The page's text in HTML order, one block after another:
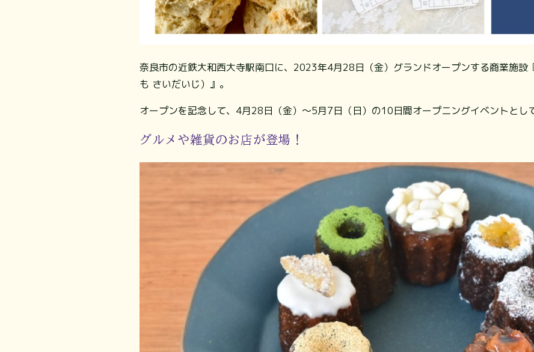
奈良市の近鉄大和西大寺駅南口に、2023年4月28日（金）グランドオープンする商業施
も さいだいじ）』。
オープンを記念して、4月28日（金）～5月7日（日）の10日間オープニングイベントとし
グルメや雑貨のお店が登場！